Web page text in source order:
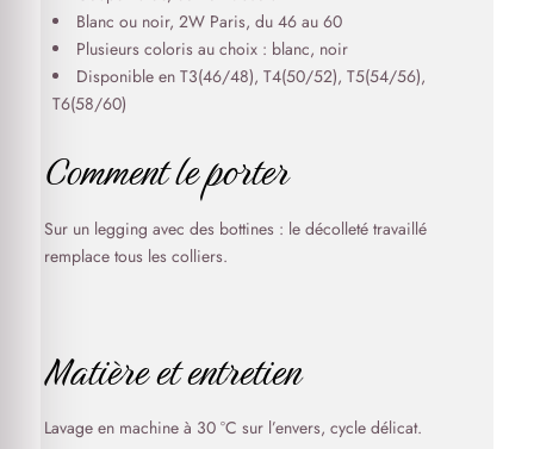
Blanc ou noir, 2W Paris, du 46 au 60
Plusieurs coloris au choix : blanc, noir
Disponible en T3(46/48), T4(50/52), T5(54/56),
T6(58/60)
Comment le porter
Sur un legging avec des bottines : le décolleté travaillé
remplace tous les colliers.
Matière et entretien
Lavage en machine à 30 °C sur l’envers, cycle délicat.